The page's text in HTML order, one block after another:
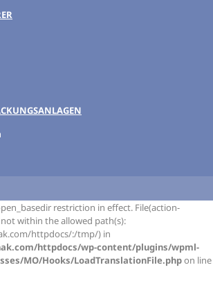
restriction in effect. File(action-
within the allowed path(s):
httpdocs/:/tmp/) in
httpdocs/wp-content/plugins/wpml-
MO/Hooks/LoadTranslationFile.phpon line